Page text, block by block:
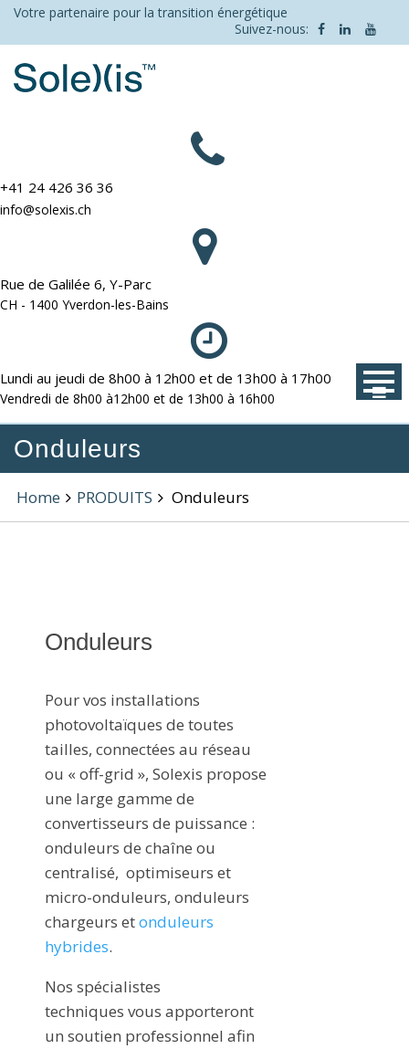
Skip
content
Votre partenaire pour la transition énergétique
Suivez-nous:
+41 24 426 36 36
info@solexis.ch
Rue de Galilée 6, Y-Parc
CH - 1400 Yverdon-les-Bains
Lundi au jeudi de 8h00 à 12h00 et de 13h00 à 17h00
Vendredi de 8h00 à12h00 et de 13h00 à 16h00
Onduleurs
Home PRODUITS Onduleurs
Onduleurs
Pour vos installations
photovoltaïques de toutes
tailles, connectées au réseau
ou « off-grid », Solexis propose
une large gamme de
convertisseurs de puissance :
onduleurs de chaîne ou
centralisé, optimiseurs et
micro-onduleurs, onduleurs
chargeurs etonduleurs
hybrides.
Nos spécialistes
techniques vous apporteront
un soutien professionnel afin